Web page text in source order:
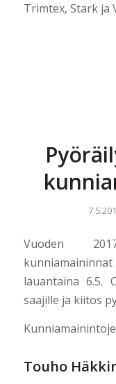
Trimtex, Stark ja
Vuoden
kunniamaininnat
lauantaina 6.5.
saajille ja kiitos
Touho